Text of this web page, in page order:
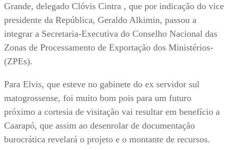
Grande, delegado Clóvis Cintra , que por indicação do vice
presidente da República, Geraldo Alkimin, passou a
integrar a Secretaria-Executiva do Conselho Nacional das
Zonas de Processamento de Exportação dos Ministérios-
(ZPEs).
Para Elvis, que esteve no gabinete do ex servidor sul
matogrossense, foi muito bom pois para um futuro
próximo a cortesia de visitação vai resultar em benefício a
Caarapó, que assim ao desenrolar de documentação
burocrática revelará o projeto e o montante de recursos.